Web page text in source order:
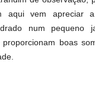
aqui vem apreciar
num pequeno
boas